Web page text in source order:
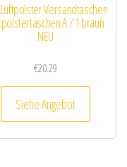
Versandtaschen
A / 1 braun
NEU
€20.29
Siehe Angebot